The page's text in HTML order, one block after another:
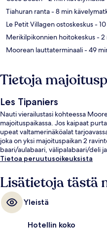
Tiahuran ranta- 8 min
Le Petit Villagen ostoskeskus-
Merikilpikonnien hoitokeskus- 2
Moorean lauttaterminaali- 49
Tietoja
Les Tipaniers
Nauti vierailustasi kohteessa
majoituspaikassa. Jos kaipaat
upeat valtamerinäköalat
joka on yksi majoituspaikan 2
baari/aulabaari, välipalabaari/deli
Tietoa peruutusoikeuksista
Lisätietoja tästä
Yleistä
Hotellin koko